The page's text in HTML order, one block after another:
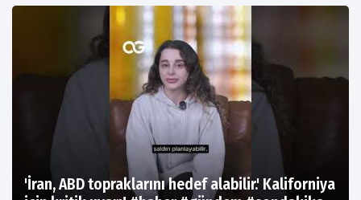
'İran, ABD topraklarını hedef alabilir.' Kaliforniya